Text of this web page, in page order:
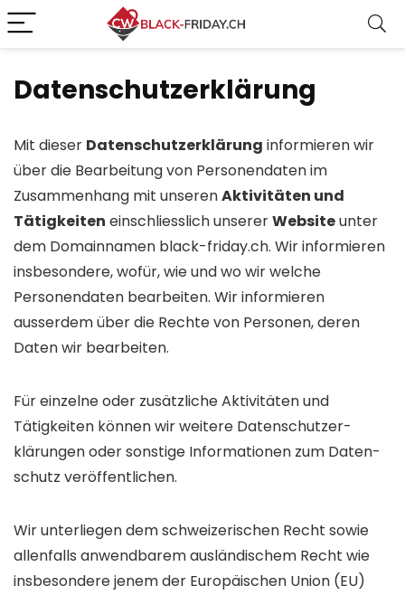
Datenschutzerklärung
Mit dieser Daten­schutz­erklärung informieren wir
über die Bearbeitung von Personen­daten im
Zusammen­hang mit unserenAktivitäten und
Tätigkeiten einschliesslich unsererWebsiteunter
dem Domain­namen black-friday.ch. Wir informieren
insbesondere, wofür, wie und wo wir welche
Personen­daten bearbeiten. Wir informieren
ausserdem über die Rechte von Personen, deren
Daten wir bearbeiten.
Für einzelne oder zusätzliche Aktivitäten und
Tätigkeiten können wir weitere Daten­schutzer­
klärungen oder sonstige Informationen zum Daten­
schutz veröffentlichen.
Wir unterliegen dem schweizerischen Recht sowie
allen­falls anwendbarem auslän­dischem Recht wie
insbesondere jenem der Euro­päischen Union (EU)